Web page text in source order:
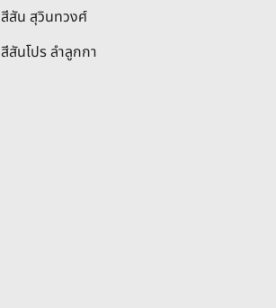
สีสัน สุวินทวงศ์
สีสันโปร ลำลูกกา